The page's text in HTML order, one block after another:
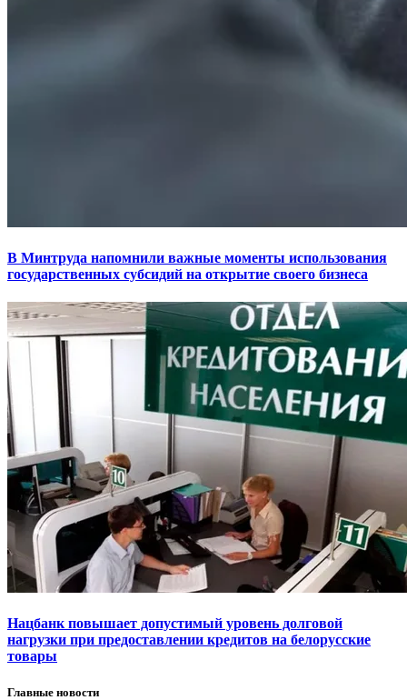
В Минтруда напомнили важные моменты использования
государственных субсидий на открытие своего бизнеса
Нацбанк повышает допустимый уровень долговой
нагрузки при предоставлении кредитов на белорусские
товары
Главные новости